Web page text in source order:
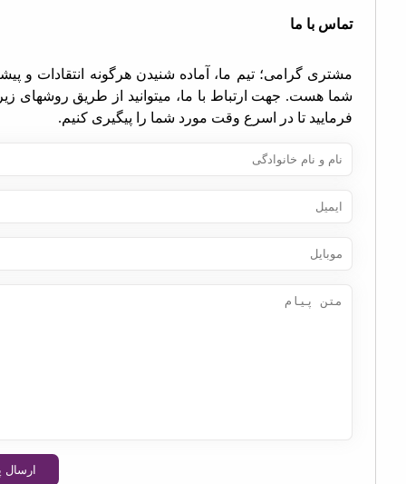
با ما
گرامی؛ تیم ما، آماده شنیدن هرگونه انتقادات و پیشنهادات
هست. جهت ارتباط با ما، میتوانید از طریق روشهای زیر اقدام
تا در اسرع وقت مورد شما را پیگیری کنیم.